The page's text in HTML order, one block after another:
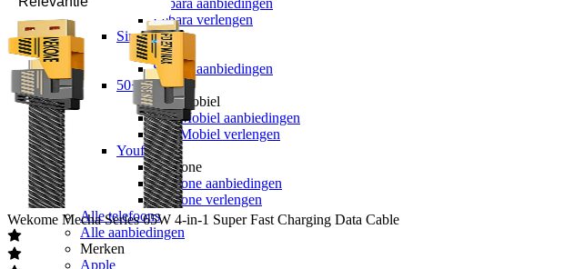
Lebara aanbiedingen
Lebara verlengen
Simpel
Simpel
Simpel aanbiedingen
50+ Mobiel
50+ Mobiel
50+ Mobiel aanbiedingen
50+ Mobiel verlengen
Youfone
Youfone
Youfone aanbiedingen
Youfone verlengen
Alle telefoons
Alle aanbiedingen
Merken
Apple
Wekome Mecha Series 65W 4-in-1 Super Fast Charging Data Cable